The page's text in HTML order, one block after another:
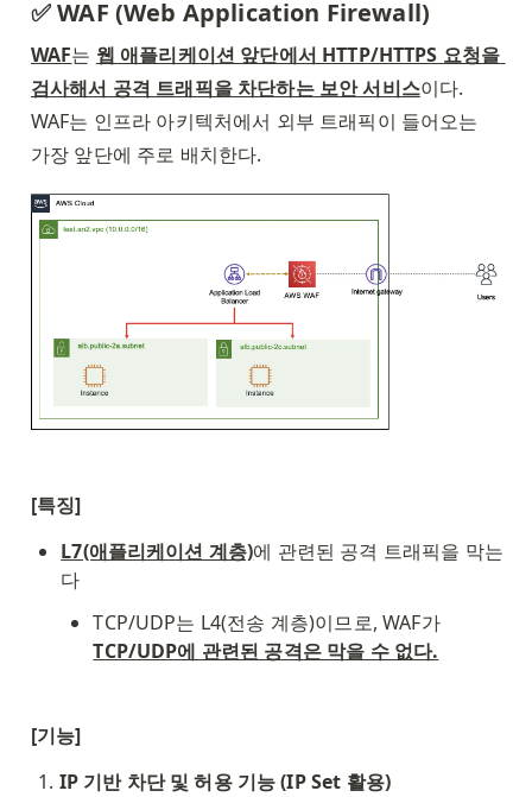
✅ WAF (Web Application Firewall)
WAF는 웹 애플리케이션 앞단에서 HTTP/HTTPS 요청을
검사해서 공격 트래픽을 차단하는 보안 서비스이다.
WAF는 인프라 아키텍처에서 외부 트래픽이 들어오는
가장 앞단에 주로 배치한다.
[특징]
L7(애플리케이션 계층)에 관련된 공격 트래픽을 막는
다
TCP/UDP는 L4(전송 계층)이므로, WAF가
TCP/UDP에 관련된 공격은 막을 수 없다.
[기능]
IP 기반 차단 및 허용 기능 (IP Set 활용)